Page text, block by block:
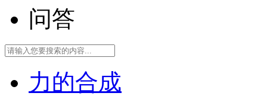
问答
力的合成